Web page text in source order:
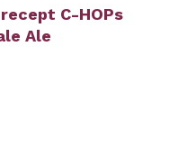
C-HOPs
Ale